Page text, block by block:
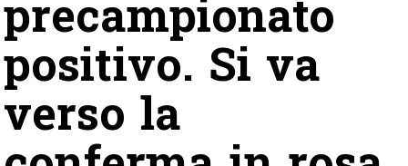
precampionato
positivo. Si va
verso la